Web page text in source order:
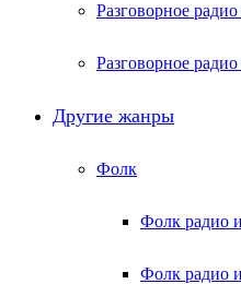
Разговорное радио
Разговорное
Другие жанры
Фолк
Фолк радио
Фолк радио